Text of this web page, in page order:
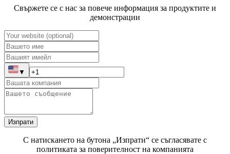
Свържете се с нас за повече информация за продуктите и
демонстрации
▼
Изпрати
С натискането на бутона „Изпрати“ се съгласявате с
политиката за поверителност на компанията